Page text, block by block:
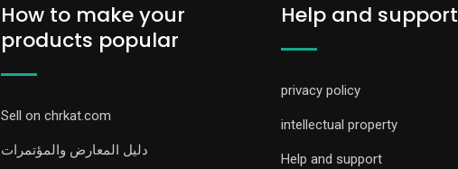
How to make your
products popular
Sell on chrkat.com
دليل المعارض والمؤتمرات
Help and support
privacy policy
intellectual property
Help and support